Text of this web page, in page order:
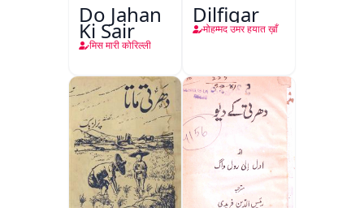
Do Jahan
Ki Sair
मिस मारी कोरिल्ली
Dilfigar
मोहम्मद उमर हयात ख़ाँ